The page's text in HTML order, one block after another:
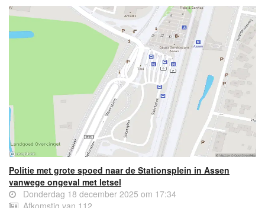
Politie met grote spoed naar de Stationsplein in Assen
vanwege ongeval met letsel
Donderdag 18 december 2025 om 17:34
Afkomstig van 112